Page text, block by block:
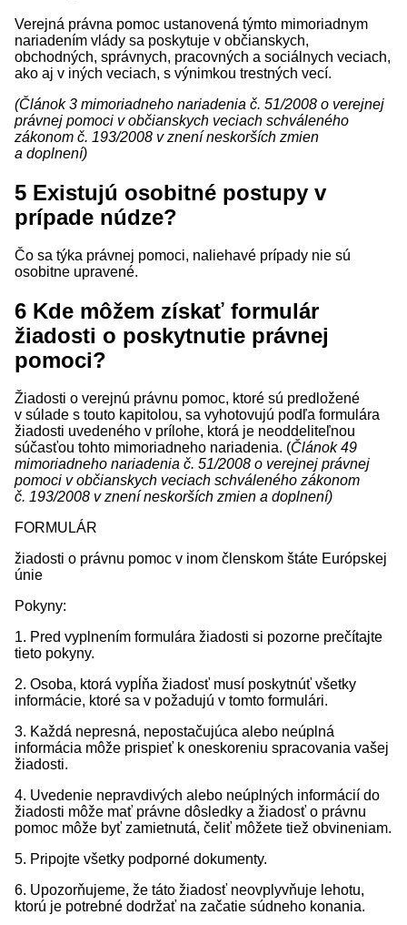
Verejná právna pomoc ustanovená týmto mimoriadnym
nariadením vlády sa poskytuje v občianskych,
obchodných, správnych, pracovných a sociálnych veciach,
ako aj v iných veciach, s výnimkou trestných vecí.
(Článok 3 mimoriadneho nariadenia č. 51/2008 o verejnej
právnej pomoci v občianskych veciach schváleného
zákonom č. 193/2008 v znení neskorších zmien
a doplnení)
5 Existujú osobitné postupy v
prípade núdze?
Čo sa týka právnej pomoci, naliehavé prípady nie sú
osobitne upravené.
6 Kde môžem získať formulár
žiadosti o poskytnutie právnej
pomoci?
Žiadosti o verejnú právnu pomoc, ktoré sú predložené
v súlade s touto kapitolou, sa vyhotovujú podľa formulára
žiadosti uvedeného v prílohe, ktorá je neoddeliteľnou
súčasťou tohto mimoriadneho nariadenia. (Článok 49
mimoriadneho nariadenia č. 51/2008 o verejnej právnej
pomoci v občianskych veciach schváleného zákonom
č. 193/2008 v znení neskorších zmien a doplnení)
FORMULÁR
žiadosti o právnu pomoc v inom členskom štáte Európskej
únie
Pokyny:
1. Pred vyplnením formulára žiadosti si pozorne prečítajte
tieto pokyny.
2. Osoba, ktorá vypĺňa žiadosť musí poskytnúť všetky
informácie, ktoré sa v požadujú v tomto formulári.
3. Každá nepresná, nepostačujúca alebo neúplná
informácia môže prispieť k oneskoreniu spracovania vašej
žiadosti.
4. Uvedenie nepravdivých alebo neúplných informácií do
žiadosti môže mať právne dôsledky a žiadosť o právnu
pomoc môže byť zamietnutá, čeliť môžete tiež obvineniam.
5. Pripojte všetky podporné dokumenty.
6. Upozorňujeme, že táto žiadosť neovplyvňuje lehotu,
ktorú je potrebné dodržať na začatie súdneho konania.